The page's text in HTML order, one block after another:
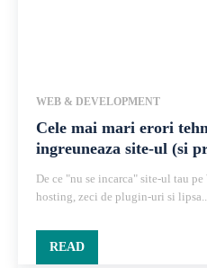
WEB & DEVELOPMENT
Cele mai mari erori
ingreuneaza site-ul (si
De ce "nu se incarca" site-ul tau pe
hosting, zeci de plugin-uri si lipsa...
READ